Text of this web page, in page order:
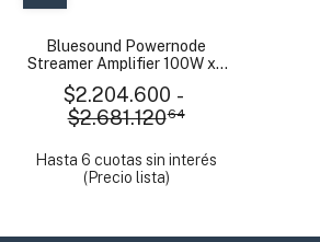
Bluesound Powernode
Streamer Amplifier 100W x2
$2.204.600 -
$2.681.12064
Hasta 6 cuotas sin interés
(Precio lista)